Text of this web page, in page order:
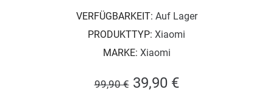
VERFÜGBARKEIT: Auf Lager
PRODUKTTYP: Xiaomi
MARKE: Xiaomi
99,90 € 39,90 €